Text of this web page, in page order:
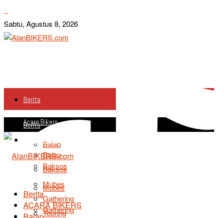
Sabtu, Agustus 8, 2026
Berita
Acara Bikers
Balap
Baksos
Mubes
Gathering
Berita
Acara Bikers
Balap
Baksos
Mubes
Gathering
Touring
Berita
ACARA BIKERS